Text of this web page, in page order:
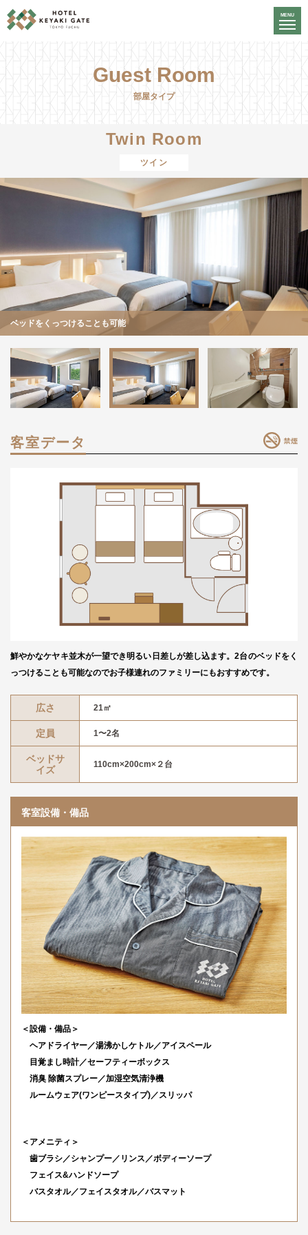
MENU
Guest Room
部屋タイプ
Twin Room
ツイン
開放感のある明るい客室
ベッドをくっつけることも可能
清潔感あるバスルーム
客室データ
鮮やかなケヤキ並木が一望でき明るい日差しが差し込ます。2台のベッドをく
っつけることも可能なのでお子様連れのファミリーにもおすすめです。
広さ 21㎡
定員 1〜2名
ベッドサ
イズ
110cm×200cm×２台
客室設備・備品
＜設備・備品＞
ヘアドライヤー／湯沸かしケトル／アイスペール
目覚まし時計／セーフティーボックス
消臭 除菌スプレー／加湿空気清浄機
ルームウェア(ワンピースタイプ)／スリッパ
＜アメニティ＞
歯ブラシ／シャンプー／リンス／ボディーソープ
フェイス&ハンドソープ
バスタオル／フェイスタオル／バスマット